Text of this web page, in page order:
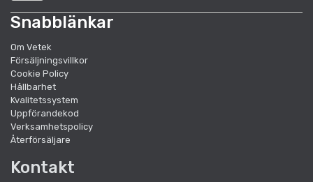
Snabblänkar
Om Vetek
Försäljningsvillkor
Cookie Policy
Hållbarhet
Kvalitetssystem
Uppförandekod
Verksamhetspolicy
Återförsäljare
Kontakt